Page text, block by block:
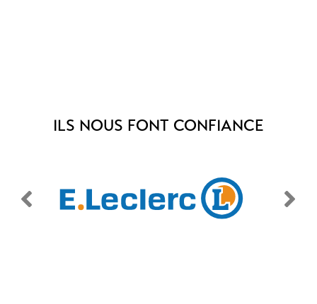
ILS NOUS FONT CONFIANCE